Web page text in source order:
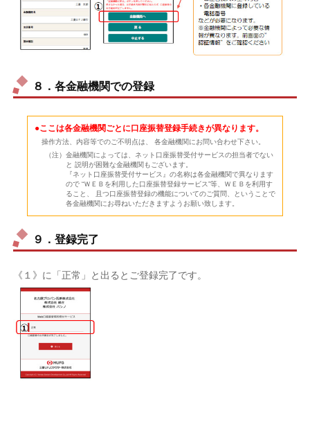
８．各金融機関での登録
●ここは各金融機関ごとに口座振替登録手続きが異なります。
操作方法、内容等でのご不明点は、 各金融機関にお問い合わせ下さい。
金融機関によっては、ネット口座振替受付サービスの担当者でない
と 説明が困難な金融機関もございます。
『ネット口座振替受付サービス』の名称は各金融機関で異なります
ので “ＷＥＢを利用した口座振替登録サービス”等、ＷＥＢを利用す
ること、 且つ口座振替登録の機能についてのご質問、ということで
各金融機関にお尋ねいただきますようお願い致します。
９．登録完了
《１》に「正常」と出るとご登録完了です。